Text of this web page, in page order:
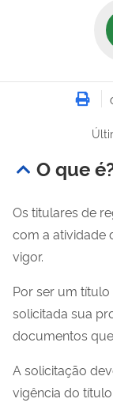
O que
Os titulares de
com a atividade
vigor.
Por ser um
solicitada sua
documentos
A solicitação
vigência do